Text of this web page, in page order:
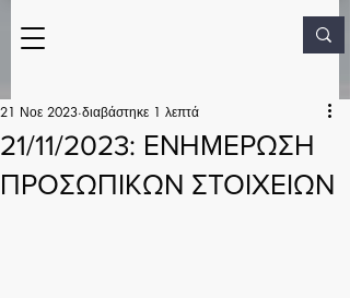
21/11/2023: ΕΝΗΜΕΡΩΣΗ
ΠΡΟΣΩΠΙΚΩΝ ΣΤΟΙΧΕΙΩΝ
21 Νοε 2023 διαβάστηκε 1 λεπτά